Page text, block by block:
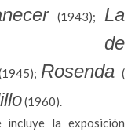
(1943); La
de
Rosenda (
(1960).
incluye la exposición